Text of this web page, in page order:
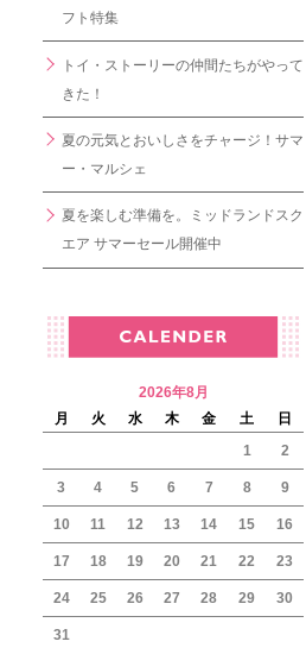
フト特集
トイ・ストーリーの仲間たちがやって
きた！
夏の元気とおいしさをチャージ！サマ
ー・マルシェ
夏を楽しむ準備を。ミッドランドスク
エア サマーセール開催中
2026年8月
月
火 水 木 金 土
日
1
2
3 4 5 6 7 8 9
10 11 12 13 14 15 16
17 18 19 20 21 22 23
24 25 26 27 28 29 30
31